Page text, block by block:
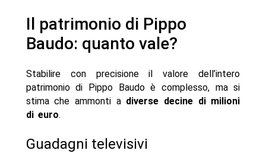
Il patrimonio di Pippo
Baudo: quanto vale?
Stabilire con precisione il valore dell’intero
patrimonio di Pippo Baudo è complesso, ma si
stima che ammonti a diverse decine di milioni
di euro.
Guadagni televisivi